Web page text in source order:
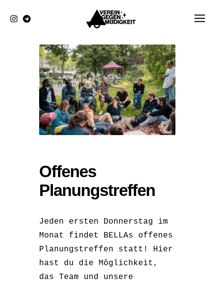
Inhalt
springen
Offenes
Planungstreffen
Jeden ersten Donnerstag im
Monat findet BELLAs offenes
Planungstreffen statt! Hier
hast du die Möglichkeit,
das Team und unsere